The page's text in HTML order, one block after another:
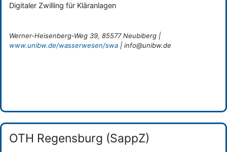
Digitaler Zwilling für Kläranlagen
Werner-Heisenberg-Weg 39, 85577 Neubiberg |
www.unibw.de/wasserwesen/swa | info@unibw.de
OTH Regensburg (SappZ)